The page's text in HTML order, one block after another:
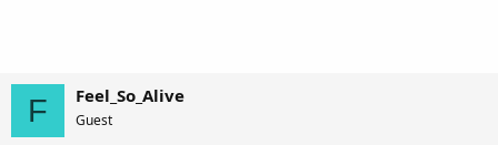
F Feel_So_Alive
Guest